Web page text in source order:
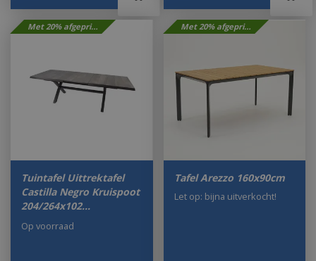
Met 20% afgeprijsd
Tuintafel Uittrektafel
Castilla Negro Kruispoot
204/264x102…
Op voorraad
Met 20% afgeprijsd
Tafel Arezzo 160x90cm
Let op: bijna uitverkocht!